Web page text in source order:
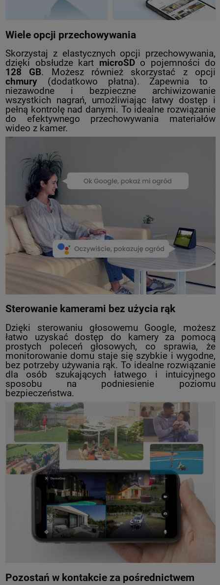
Wiele opcji przechowywania
Skorzystaj z elastycznych opcji przechowywania,
dzięki obsłudze kart microSDo pojemności do
128 GB. Możesz również skorzystać z opcji
chmury (dodatkowo płatna). Zapewnia to
niezawodne i bezpieczne archiwizowanie
wszystkich nagrań, umożliwiając łatwy dostęp i
pełną kontrolę nad danymi. To idealne rozwiązanie
do efektywnego przechowywania materiałów
wideo z kamer.
Sterowanie kamerami bez użycia rąk
Dzięki sterowaniu głosowemu Google, możesz
łatwo uzyskać dostęp do kamery za pomocą
prostych poleceń głosowych, co sprawia, że
monitorowanie domu staje się szybkie i wygodne,
bez potrzeby używania rąk. To idealne rozwiązanie
dla osób szukających łatwego i intuicyjnego
sposobu na podniesienie poziomu
bezpieczeństwa.
Pozostań w kontakcie za pośrednictwem